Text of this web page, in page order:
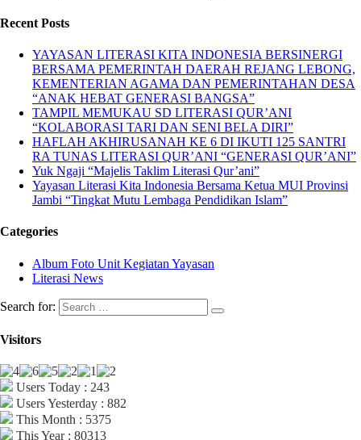
Recent Posts
YAYASAN LITERASI KITA INDONESIA BERSINERGI
BERSAMA PEMERINTAH DAERAH REJANG LEBONG,
KEMENTERIAN AGAMA DAN PEMERINTAHAN DESA
“ANAK HEBAT GENERASI BANGSA”
TAMPIL MEMUKAU SD LITERASI QUR’ANI
“KOLABORASI TARI DAN SENI BELA DIRI”
HAFLAH AKHIRUSANAH KE 6 DI IKUTI 125 SANTRI
RA TUNAS LITERASI QUR’ANI “GENERASI QUR’ANI”
Yuk Ngaji “Majelis Taklim Literasi Qur’ani”
Yayasan Literasi Kita Indonesia Bersama Ketua MUI Provinsi
Jambi “Tingkat Mutu Lembaga Pendidikan Islam”
Categories
Album Foto Unit Kegiatan Yayasan
Literasi News
Search for:
Visitors
Users Today : 243
Users Yesterday : 882
This Month : 5375
This Year : 80313